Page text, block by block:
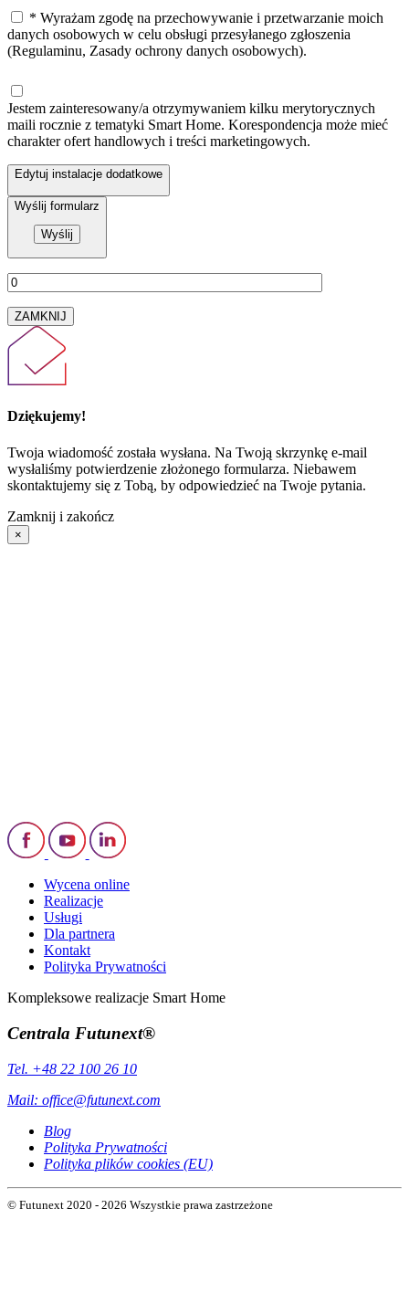
* Wyrażam zgodę na przechowywanie i przetwarzanie moich
danych osobowych w celu obsługi przesyłanego zgłoszenia
(Regulaminu, Zasady ochrony danych osobowych).
Jestem zainteresowany/a otrzymywaniem kilku merytorycznych
maili rocznie z tematyki Smart Home. Korespondencja może mieć
charakter ofert handlowych i treści marketingowych.
Edytuj instalacje dodatkowe
Wyślij formularz
ZAMKNIJ
Dziękujemy!
Twoja wiadomość została wysłana. Na Twoją skrzynkę e-mail
wysłaliśmy potwierdzenie złożonego formularza. Niebawem
skontaktujemy się z Tobą, by odpowiedzieć na Twoje pytania.
Zamknij i zakończ
×
Wycena online
Realizacje
Usługi
Dla partnera
Kontakt
Polityka Prywatności
Kompleksowe realizacje Smart Home
Centrala Futunext®
Tel. +48 22 100 26 10
Mail: office@futunext.com
Blog
Polityka Prywatności
Polityka plików cookies (EU)
© Futunext 2020 - 2026 Wszystkie prawa zastrzeżone